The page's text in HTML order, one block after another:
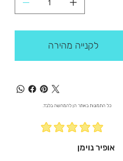
לקנייה מהירה
כל התמונות באתר הן להמחשה בלבד.
אופיר נוימן